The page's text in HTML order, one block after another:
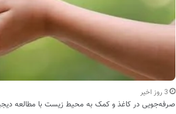
3 روز اخیر
صرفه‌جویی در کاغذ و کمک به محیط زیست با مطالعه